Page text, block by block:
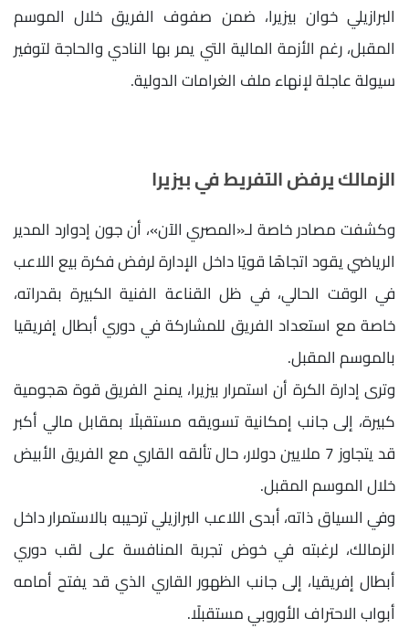
البرازيلي خوان بيزيرا، ضمن صفوف الفريق خلال الموسم
المقبل، رغم الأزمة المالية التي يمر بها النادي والحاجة لتوفير
سيولة عاجلة لإنهاء ملف الغرامات الدولية.
الزمالك يرفض التفريط في بيزيرا
وكشفت مصادر خاصة لـ«المصري الآن»، أن جون إدوارد المدير
الرياضي يقود اتجاهًا قويًا داخل الإدارة لرفض فكرة بيع اللاعب
في الوقت الحالي، في ظل القناعة الفنية الكبيرة بقدراته،
خاصة مع استعداد الفريق للمشاركة في دوري أبطال إفريقيا
بالموسم المقبل.
وترى إدارة الكرة أن استمرار بيزيرا، يمنح الفريق قوة هجومية
كبيرة، إلى جانب إمكانية تسويقه مستقبلًا بمقابل مالي أكبر
قد يتجاوز 7 ملايين دولار، حال تألقه القاري مع الفريق الأبيض
خلال الموسم المقبل.
وفي السياق ذاته، أبدى اللاعب البرازيلي ترحيبه بالاستمرار داخل
الزمالك، لرغبته في خوض تجربة المنافسة على لقب دوري
أبطال إفريقيا، إلى جانب الظهور القاري الذي قد يفتح أمامه
أبواب الاحتراف الأوروبي مستقبلًا.